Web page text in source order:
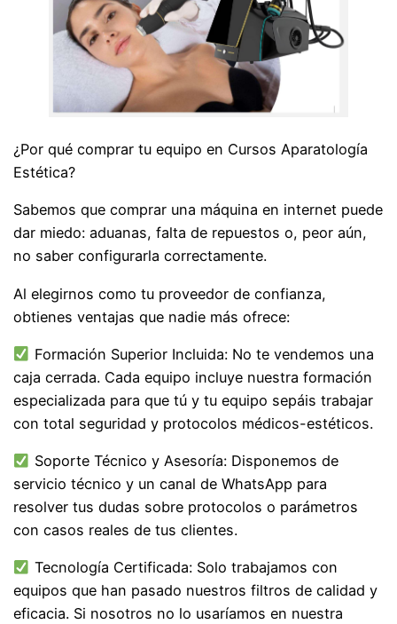
¿Por qué comprar tu equipo en Cursos Aparatología
Estética?
Sabemos que comprar una máquina en internet puede
dar miedo: aduanas, falta de repuestos o, peor aún,
no saber configurarla correctamente.
Al elegirnos como tu proveedor de confianza,
obtienes ventajas que nadie más ofrece:
Formación Superior Incluida: No te vendemos una
caja cerrada. Cada equipo incluye nuestra formación
especializada para que tú y tu equipo sepáis trabajar
con total seguridad y protocolos médicos-estéticos.
Soporte Técnico y Asesoría: Disponemos de
servicio técnico y un canal de WhatsApp para
resolver tus dudas sobre protocolos o parámetros
con casos reales de tus clientes.
Tecnología Certificada: Solo trabajamos con
equipos que han pasado nuestros filtros de calidad y
eficacia. Si nosotros no lo usaríamos en nuestra